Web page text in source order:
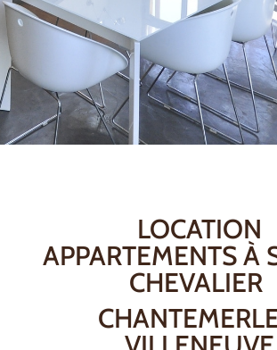
LOCATION
APPARTEMENTS À
CHEVALIER